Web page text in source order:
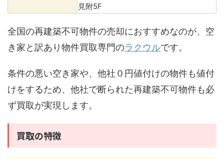
見附5F
全国の再建築不可物件の売却におすすめなのが、空
き家と訳あり物件買取専門のラクウルです。
条件の悪い空き家や、他社０円値付けの物件も値付
けをするため、他社で断られた再建築不可物件も必
ず買取が実現します。
買取の特徴